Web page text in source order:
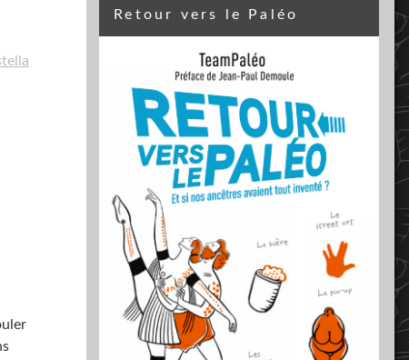
Retour vers le Paléo